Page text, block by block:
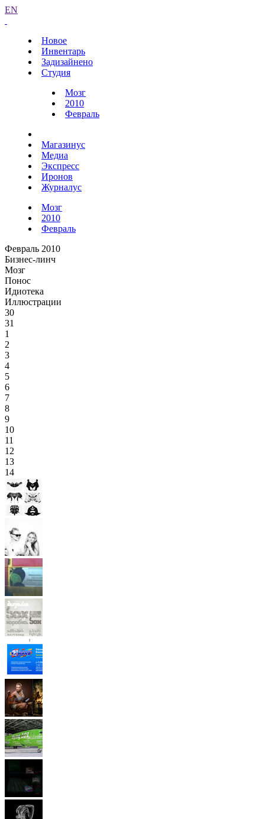
EN
Новое
Инвентарь
Задизайнено
Студия
Мозг
2010
Февраль
Магазинус
Медиа
Экспресс
Иронов
Журналус
Мозг
2010
Февраль
Февраль 2010
Бизнес-линч
Мозг
Понос
Идиотека
Иллюстрации
30
31
1
2
3
4
5
6
7
8
9
10
11
12
13
14